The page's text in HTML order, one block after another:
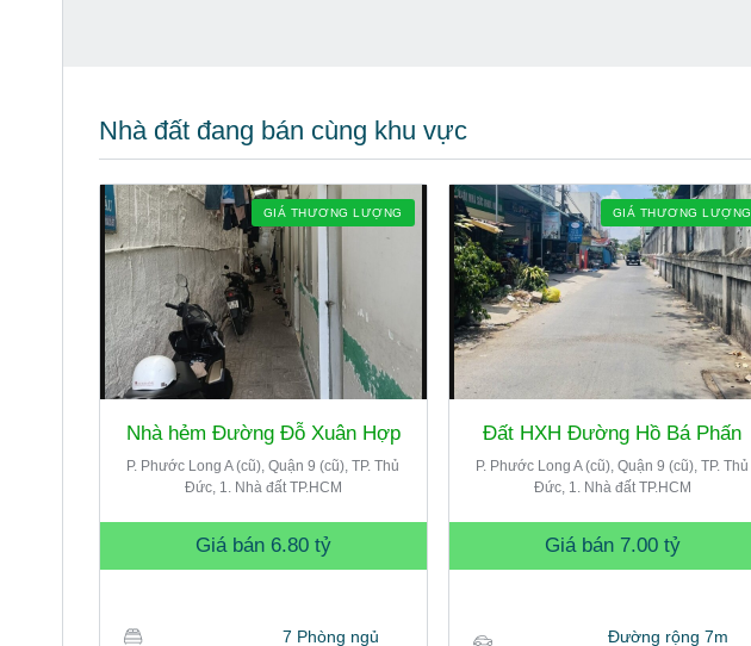
Nhà đất đang bán cùng khu vực
GIÁ THƯƠNG LƯỢNG
Nhà hẻm Đường Đỗ Xuân Hợp
P. Phước Long A (cũ), Quận 9 (cũ), TP. Thủ
Đức, 1. Nhà đất TP.HCM
Giá bán 6.80 tỷ
7 Phòng ngủ
GIÁ THƯƠNG LƯỢNG
Đất HXH Đường Hồ Bá Phấn
P. Phước Long A (cũ), Quận 9 (cũ), TP. Thủ
Đức, 1. Nhà đất TP.HCM
Giá bán 7.00 tỷ
Đường rộng 7m